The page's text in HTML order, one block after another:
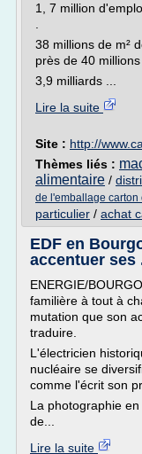
1, 7 million
38 millions de m²
près de 40 millions
3,9 milliards ...
Lire la suite
Site : http://
Thèmes liés :
alimentaire /
de l'emballage carton
particulier / achat
EDF en
accentuer ses
ENERGIE/
familière à tout à
mutation que son
traduire.
L'électricien
nucléaire se
comme l'écrit son
La photographie
de...
Lire la suite